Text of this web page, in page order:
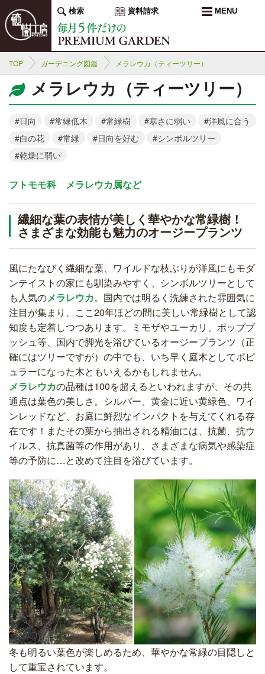
検索 資料請求 MENU
TOP ガーデニング図鑑 メラレウカ（ティーツリー）
メラレウカ（ティーツリー）
#日向 #常緑低木 #常緑樹 #寒さに弱い
#洋風に合う
#白の花
#常緑 #日向を好む
#シンボルツリー
#乾燥に弱い
フトモモ科 メラレウカ属など
繊細な葉の表情が美しく華やかな常緑樹！
さまざまな効能も魅力のオージープランツ
風にたなびく繊細な葉、ワイルドな枝ぶりが洋風にもモダ
ンテイストの家にも馴染みやすく、シンボルツリーとして
も人気のメラレウカ。国内では明るく洗練された雰囲気に
注目が集まり、ここ20年ほどの間に美しい常緑樹として認
知度も定着しつつあります。ミモザやユーカリ、ポップブ
ッシュ等、国内で脚光を浴びているオージープランツ（正
確にはツリーですが）の中でも、いち早く庭木としてポピ
ュラーになった木ともいえるかもしれません。
メラレウカの品種は100を超えるといわれますが、その共
通点は葉色の美しさ。シルバー、黄金に近い黄緑色、ワイ
ンレッドなど、お庭に鮮烈なインパクトを与えてくれる存
在です！またその葉から抽出される精油には、抗菌、抗ウ
イルス、抗真菌等の作用があり、さまざまな病気や感染症
等の予防に…と改めて注目を浴びています。
冬も明るい葉色が楽しめるため、華やかな常緑の目隠しと
して重宝されています。